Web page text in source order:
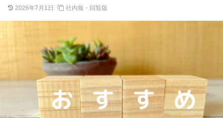
2026年7月1日 社内報・回覧版